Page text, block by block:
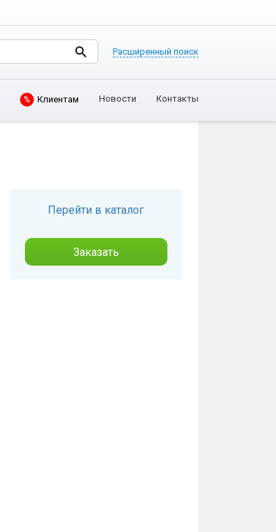
Расширенный поиск
% Клиентам Новости Контакты
Перейти в каталог
Заказать